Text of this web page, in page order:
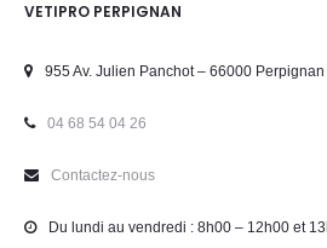
VETIPRO PERPIGNAN
955 Av. Julien Panchot – 66000 Perpignan
04 68 54 04 26
Contactez-nous
Du lundi au vendredi : 8h00 – 12h00 et